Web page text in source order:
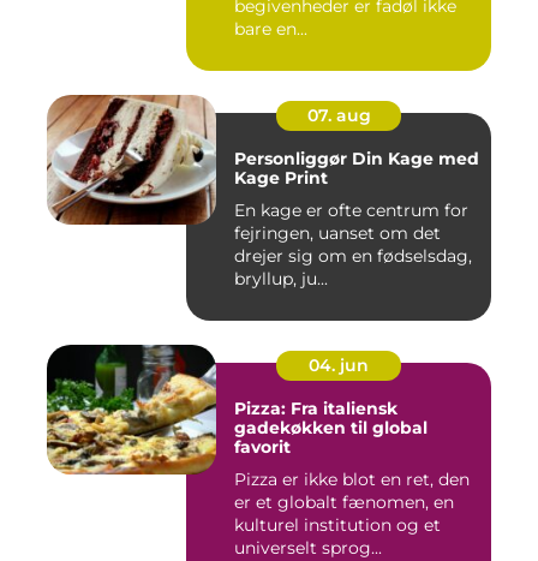
begivenheder er fadøl ikke
bare en...
07. aug
Personliggør Din Kage med
Kage Print
En kage er ofte centrum for
fejringen, uanset om det
drejer sig om en fødselsdag,
bryllup, ju...
04. jun
Pizza: Fra italiensk
gadekøkken til global
favorit
Pizza er ikke blot en ret, den
er et globalt fænomen, en
kulturel institution og et
universelt sprog...